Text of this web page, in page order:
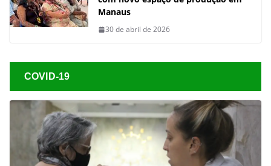
Manaus
30 de abril de 2026
COVID-19